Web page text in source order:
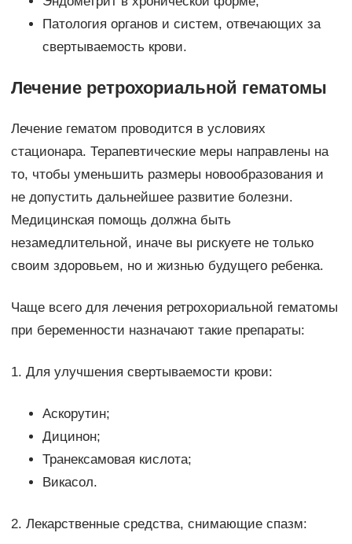
Патология органов и систем, отвечающих за
свертываемость крови.
Лечение ретрохориальной гематомы
Лечение гематом проводится в условиях
стационара. Терапевтические меры направлены на
то, чтобы уменьшить размеры новообразования и
не допустить дальнейшее развитие болезни.
Медицинская помощь должна быть
незамедлительной, иначе вы рискуете не только
своим здоровьем, но и жизнью будущего ребенка.
Чаще всего для лечения ретрохориальной гематомы
при беременности назначают такие препараты:
1. Для улучшения свертываемости крови:
Аскорутин;
Дицинон;
Транексамовая кислота;
Викасол.
2. Лекарственные средства, снимающие спазм: